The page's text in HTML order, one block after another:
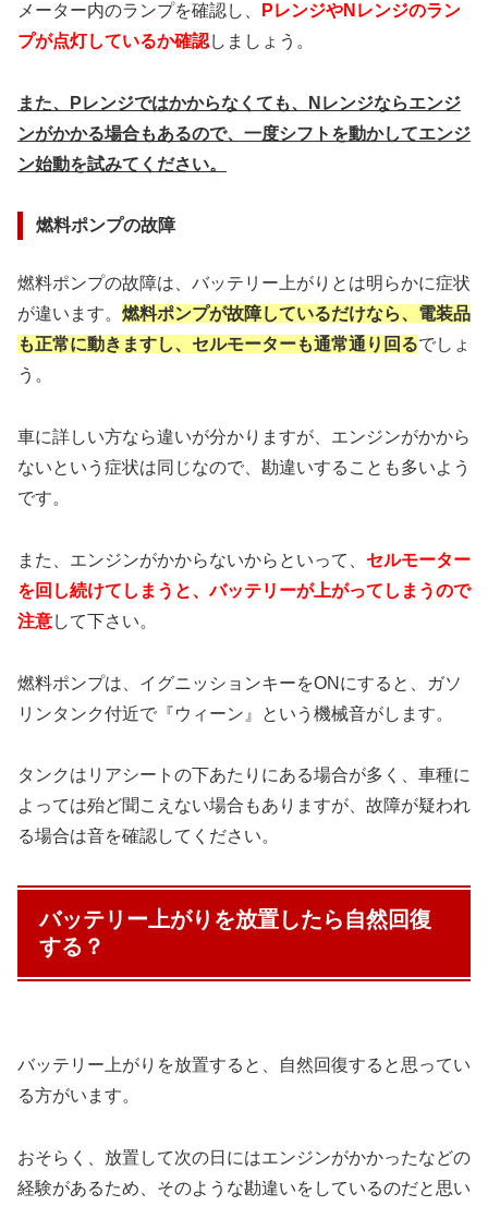
メーター内のランプを確認し、 PレンジやNレンジのラン
プが点灯しているか確認しましょう。
また、Pレンジではかからなくても、Nレンジならエンジ
ンがかかる場合もあるので、 一度シフトを動かしてエンジ
ン始動を試みてください。
燃料ポンプの故障
燃料ポンプの故障は、バッテリー上がりとは明らかに症状
が違います。 燃料ポンプが故障しているだけなら、 電装品
も正常に動きますし、セルモーターも通常通り回るでしょ
う。
車に詳しい方なら違いが分かりますが、エンジンがかから
ないという症状は同じなので、勘違いすることも多いよう
です。
また、エンジンがかからないからといって、 セルモーター
を回し続けてしまうと、バッテリーが上がってしまうので
注意して下さい。
燃料ポンプは、イグニッションキーをONにすると、ガソ
リンタンク付近で『ウィーン』という機械音がします。
タンクはリアシートの下あたりにある場合が多く、車種に
よっては殆ど聞こえない場合もありますが、故障が疑われ
る場合は音を確認してください。
バッテリー上がりを放置したら自然回復
する？
バッテリー上がりを放置すると、自然回復すると思ってい
る方がいます。
おそらく、放置して次の日にはエンジンがかかったなどの
経験があるため、そのような勘違いをしているのだと思い